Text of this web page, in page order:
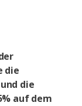
die
die
auf dem